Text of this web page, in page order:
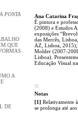
PONTA
QUE
A
DE
Ana Catarina
É pintora e
(2008) e Estudos
exposições
das Mercês,
AZ, Lisboa, 2015);
Molder (2007-
Lisboa).
Educação Visual
:::
Notas
[1] Relativamente
se prolonga até